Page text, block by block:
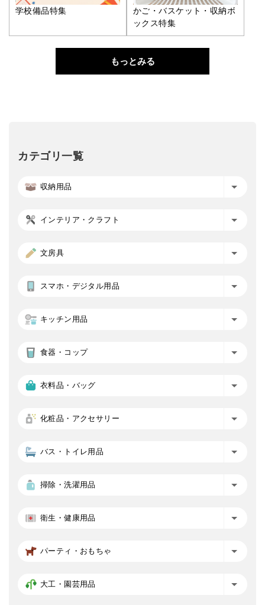
学校備品特集
かご・バスケット・収納ボ
ックス特集
もっとみる
カテゴリ一覧
収納用品
インテリア・クラフト
文房具
スマホ・デジタル用品
キッチン用品
食器・コップ
衣料品・バッグ
化粧品・アクセサリー
バス・トイレ用品
掃除・洗濯用品
衛生・健康用品
パーティ・おもちゃ
大工・園芸用品